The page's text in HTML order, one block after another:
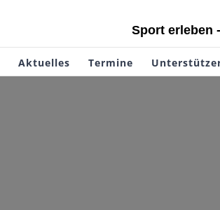
Sport erleben
Aktuelles Termine